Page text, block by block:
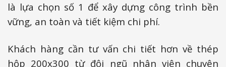
là lựa chọn số 1 để xây dựng công trình bền
vững, an toàn và tiết kiệm chi phí.
Khách hàng cần tư vấn chi tiết hơn về thép
hộp 200x300 từ đội ngũ nhân viên chuyên